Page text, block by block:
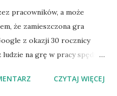
pracowników, a może
że zamieszczona gra
z okazji 30 rocznicy
na grę w pracy spędzili
pracy spędzili nad grą
CZYTAJ WIĘCEJ